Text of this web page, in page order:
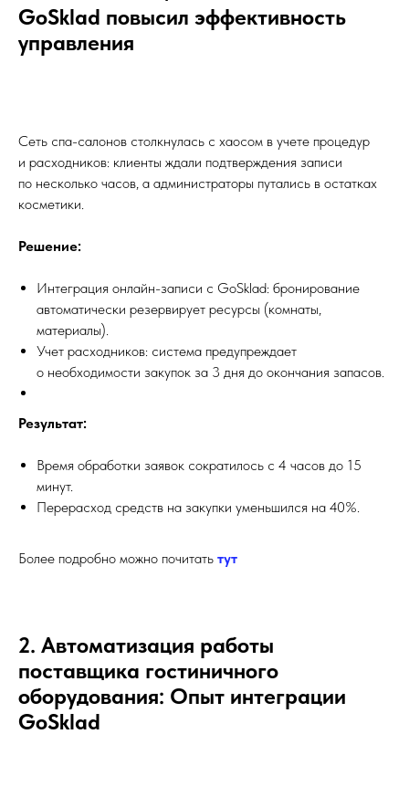
GoSklad повысил эффективность
управления
Сеть спа-салонов столкнулась с хаосом в учете процедур
и расходников: клиенты ждали подтверждения записи
по несколько часов, а администраторы путались в остатках
косметики.
Решение:
Интеграция онлайн-записи с GoSklad: бронирование
автоматически резервирует ресурсы (комнаты,
материалы).
Учет расходников: система предупреждает
о необходимости закупок за 3 дня до окончания запасов.
Результат:
Время обработки заявок сократилось с 4 часов до 15
минут.
Перерасход средств на закупки уменьшился на 40%.
Более подробно можно почитать тут
2. Автоматизация работы
поставщика гостиничного
оборудования: Опыт интеграции
GoSklad